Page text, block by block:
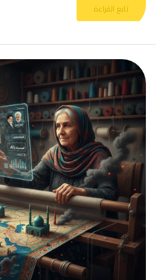
تابع القراءة
بين
السجاد
ورصاص
الميدان
أين
تتجه
بوصلة
طهران؟